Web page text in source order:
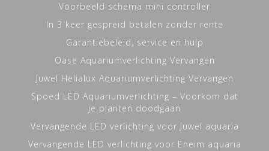
Voorbeeld schema mini controller
In 3 keer gespreid betalen zonder rente
Garantiebeleid, service en hulp
Oase Aquariumverlichting Vervangen
Juwel Helialux Aquariumverlichting Vervangen
Spoed LED Aquariumverlichting – Voorkom dat
je planten doodgaan
Vervangende LED verlichting voor Juwel aquaria
Vervangende LED verlichting voor Eheim aquaria